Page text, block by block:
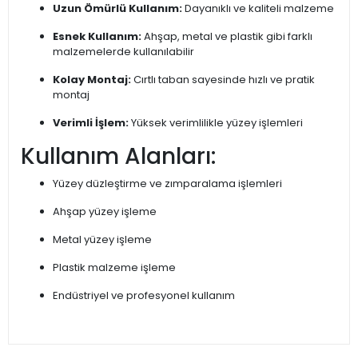
Uzun Ömürlü Kullanım:Dayanıklı ve kaliteli malzeme
Esnek Kullanım:Ahşap, metal ve plastik gibi farklı
malzemelerde kullanılabilir
Kolay Montaj:Cırtlı taban sayesinde hızlı ve pratik
montaj
Verimli İşlem:Yüksek verimlilikle yüzey işlemleri
Kullanım Alanları:
Yüzey düzleştirme ve zımparalama işlemleri
Ahşap yüzey işleme
Metal yüzey işleme
Plastik malzeme işleme
Endüstriyel ve profesyonel kullanım